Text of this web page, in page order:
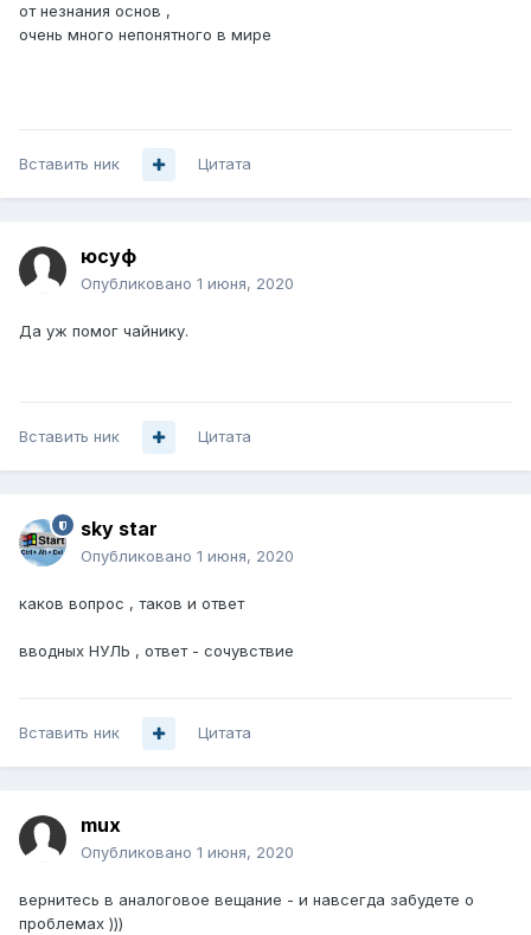
от незнания основ ,
очень много непонятного в мире
Вставить ник Цитата
юсуф
Опубликовано 1 июня, 2020
Да уж помог чайнику.
Вставить ник Цитата
sky star
Опубликовано 1 июня, 2020
каков вопрос , таков и ответ
вводных НУЛЬ , ответ - сочувствие
Вставить ник Цитата
mux
Опубликовано 1 июня, 2020
вернитесь в аналоговое вещание - и навсегда забудете о
проблемах )))